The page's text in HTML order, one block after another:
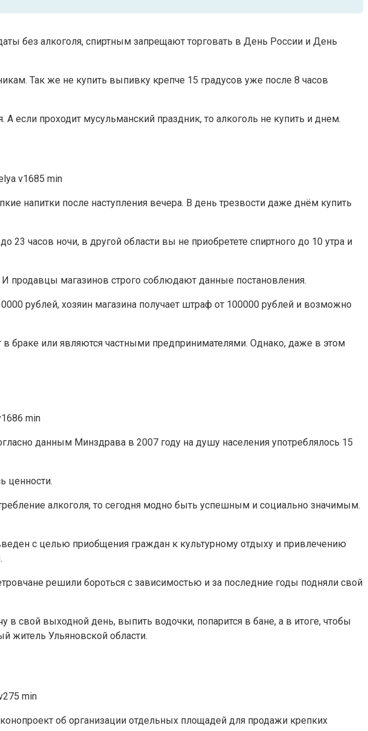
без алкоголя, спиртным запрещают торговать в День России и День
Так же не купить выпивку крепче 15 градусов уже после 8 часов
если проходит мусульманский праздник, то алкоголь не купить и днем.
напитки после наступления вечера. В день трезвости даже днём купить
23 часов ночи, в другой области вы не приобретете спиртного до 10 утра и
продавцы магазинов строго соблюдают данные постановления.
рублей, хозяин магазина получает штраф от 100000 рублей и возможно
браке или являются частными предпринимателями. Однако, даже в этом
данным Минздрава в 2007 году на душу населения употреблялось 15
ценности.
алкоголя, то сегодня модно быть успешным и социально значимым.
с целью приобщения граждан к культурному отдыху и привлечению
решили бороться с зависимостью и за последние годы подняли свой
в свой выходной день, выпить водочки, попарится в бане, а в итоге, чтобы
житель Ульяновской области.
об организации отдельных площадей для продажи крепких